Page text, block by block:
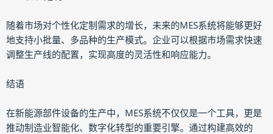
随着市场对个性化定制需求的增长，未来的MES系统将能够更好
地支持小批量、多品种的生产模式。企业可以根据市场需求快速
调整生产线的配置，实现高度的灵活性和响应能力。
结语
在新能源部件设备的生产中，MES系统不仅仅是一个工具，更是
推动制造业智能化、数字化转型的重要引擎。通过构建高效的